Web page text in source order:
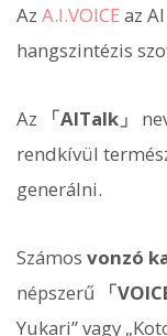
Az A.I.VOICEaz
hangszintézis
Az 「AITalk」
rendkívül
generálni.
Számos vonzó
népszerű
「
Yukari” vagy